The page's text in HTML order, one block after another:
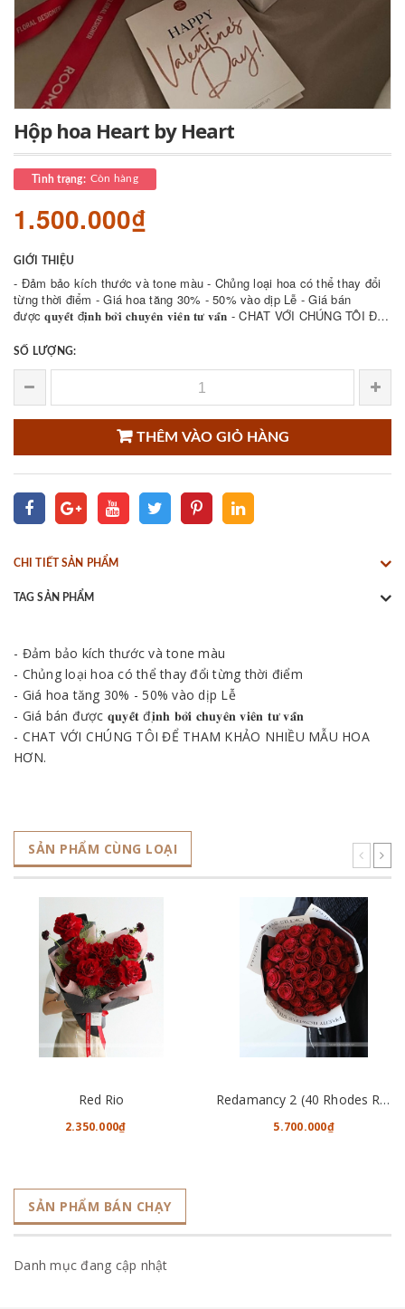
Hộp hoa Heart by Heart
Tình trạng: Còn hàng
1.500.000₫
GIỚI THIỆU
- Đảm bảo kích thước và tone màu - Chủng loại hoa có thể thay đổi
từng thời điểm - Giá hoa tăng 30% - 50% vào dịp Lễ - Giá bán
được 𝐪𝐮𝐲𝐞̂́𝐭 đ𝐢̣𝐧𝐡 𝐛𝐨̛̉𝐢 𝐜𝐡𝐮𝐲𝐞̂𝐧 𝐯𝐢𝐞̂𝐧 𝐭𝐮̛ 𝐯𝐚̂́𝐧 - CHAT VỚI CHÚNG TÔI ĐỂ
SỐ LƯỢNG:
THÊM VÀO GIỎ HÀNG
CHI TIẾT SẢN PHẨM
TAG SẢN PHẨM
- Đảm bảo kích thước và tone màu
- Chủng loại hoa có thể thay đổi từng thời điểm
- Giá hoa tăng 30% - 50% vào dịp Lễ
- Giá bán được 𝐪𝐮𝐲𝐞̂́𝐭 đ𝐢̣𝐧𝐡 𝐛𝐨̛̉𝐢 𝐜𝐡𝐮𝐲𝐞̂𝐧 𝐯𝐢𝐞̂𝐧 𝐭𝐮̛ 𝐯𝐚̂́𝐧
- CHAT VỚI CHÚNG TÔI ĐỂ THAM KHẢO NHIỀU MẪU HOA
HƠN.
SẢN PHẨM CÙNG LOẠI
Red Rio
2.350.000₫
Redamancy 2 (40 Rhodes Roses)
5.700.000₫
SẢN PHẨM BÁN CHẠY
Danh mục đang cập nhật